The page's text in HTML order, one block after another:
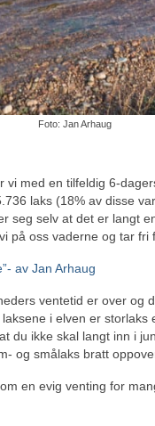
Foto: Jan Arhaug
med en tilfeldig 6-
laks (18% av disse
seg selv at det er langt
på oss vaderne og tar
av Jan Arhaug
ventetid er over og
i elven er
du ikke skal langt inn i
og smålaks bratt
en evig venting for